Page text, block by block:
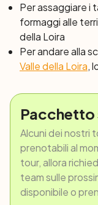
Per assaggiare i
formaggi alle
della Loira
Per andare alla
Valle della Loira,
Pacchetto
Alcuni dei nostri
prenotabili al
tour, allora
team sulle
disponibile o